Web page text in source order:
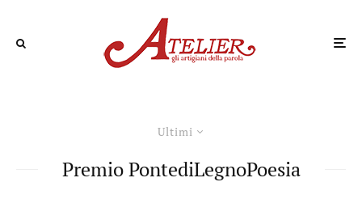
Ultimi
Premio PontediLegnoPoesia